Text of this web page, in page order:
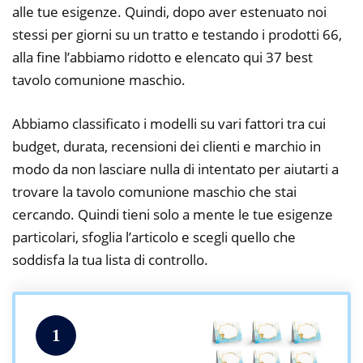
alle tue esigenze. Quindi, dopo aver estenuato noi
stessi per giorni su un tratto e testando i prodotti 66,
alla fine l’abbiamo ridotto e elencato qui 37 best
tavolo comunione maschio.
Abbiamo classificato i modelli su vari fattori tra cui
budget, durata, recensioni dei clienti e marchio in
modo da non lasciare nulla di intentato per aiutarti a
trovare la tavolo comunione maschio che stai
cercando. Quindi tieni solo a mente le tue esigenze
particolari, sfoglia l’articolo e scegli quello che
soddisfa la tua lista di controllo.
1